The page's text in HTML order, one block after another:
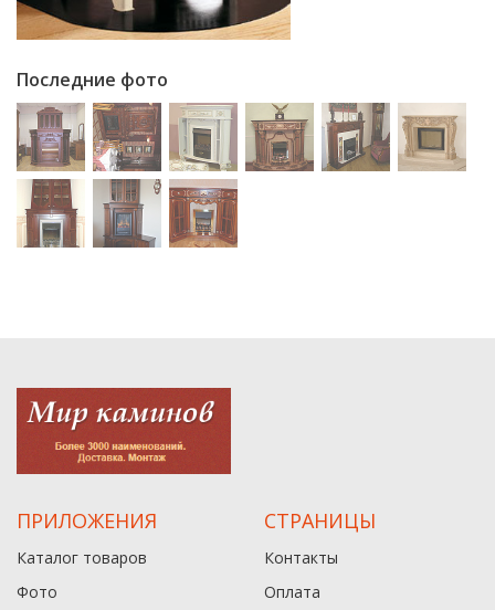
Последние фото
ПРИЛОЖЕНИЯ
Каталог товаров
Фото
СТРАНИЦЫ
Контакты
Оплата